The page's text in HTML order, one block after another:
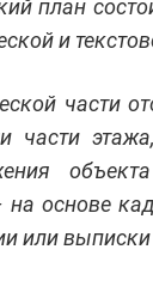
план
и
части
части
на основе
или